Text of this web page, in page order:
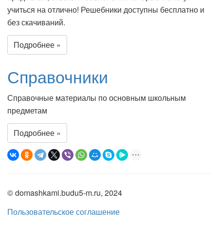
учиться на отлично! Решебники доступны бесплатно и
без скачиваний.
Подробнее »
Справочники
Справочные материалы по основным школьным
предметам
Подробнее »
© domashkami.budu5-m.ru, 2024
Пользовательское соглашение